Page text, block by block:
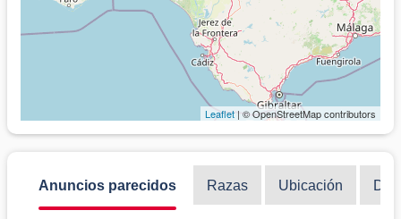
Leaflet | © OpenStreetMap contributors
Anuncios parecidos Razas Ubicación